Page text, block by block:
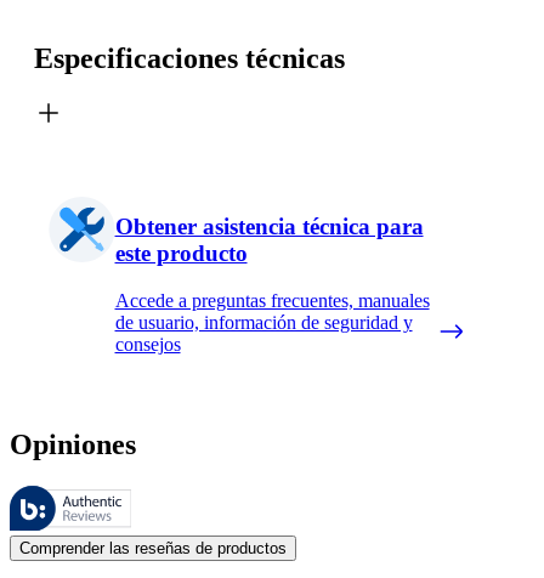
Especificaciones técnicas
Obtener asistencia técnica para
este producto
Accede a preguntas frecuentes, manuales
de usuario, información de seguridad y
consejos
Opiniones
Estas reseñas las gestiona Bazaarvoice y cumplen con la política de
Las opiniones de los clientes en forma de reseñas de productos y
Comprender las reseñas de productos